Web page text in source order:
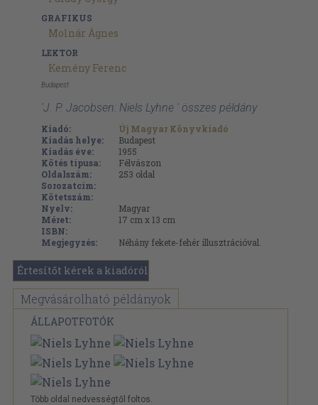
GRAFIKUS
Molnár Ágnes
LEKTOR
Kemény Ferenc
Budapest
'J. P. Jacobsen: Niels Lyhne ' összes példány
Kiadó:
Új Magyar Könyvkiadó
Kiadás helye:
Budapest
Kiadás éve:
1955
Kötés típusa:
Félvászon
Oldalszám:
253 oldal
Sorozatcím:
Kötetszám:
Nyelv:
Magyar
Méret:
17 cm x 13 cm
ISBN:
Megjegyzés:
Néhány fekete-fehér illusztrációval.
Értesítőt kérek a kiadóról
Megvásárolható példányok
ÁLLAPOTFOTÓK
Több oldal nedvességtől foltos.